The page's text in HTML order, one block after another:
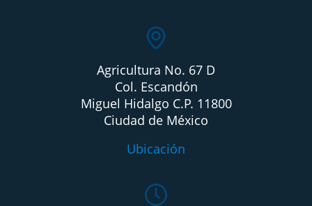
Agricultura No. 67 D
Col. Escandón
Miguel Hidalgo C.P. 11800
Ciudad de México
Ubicación